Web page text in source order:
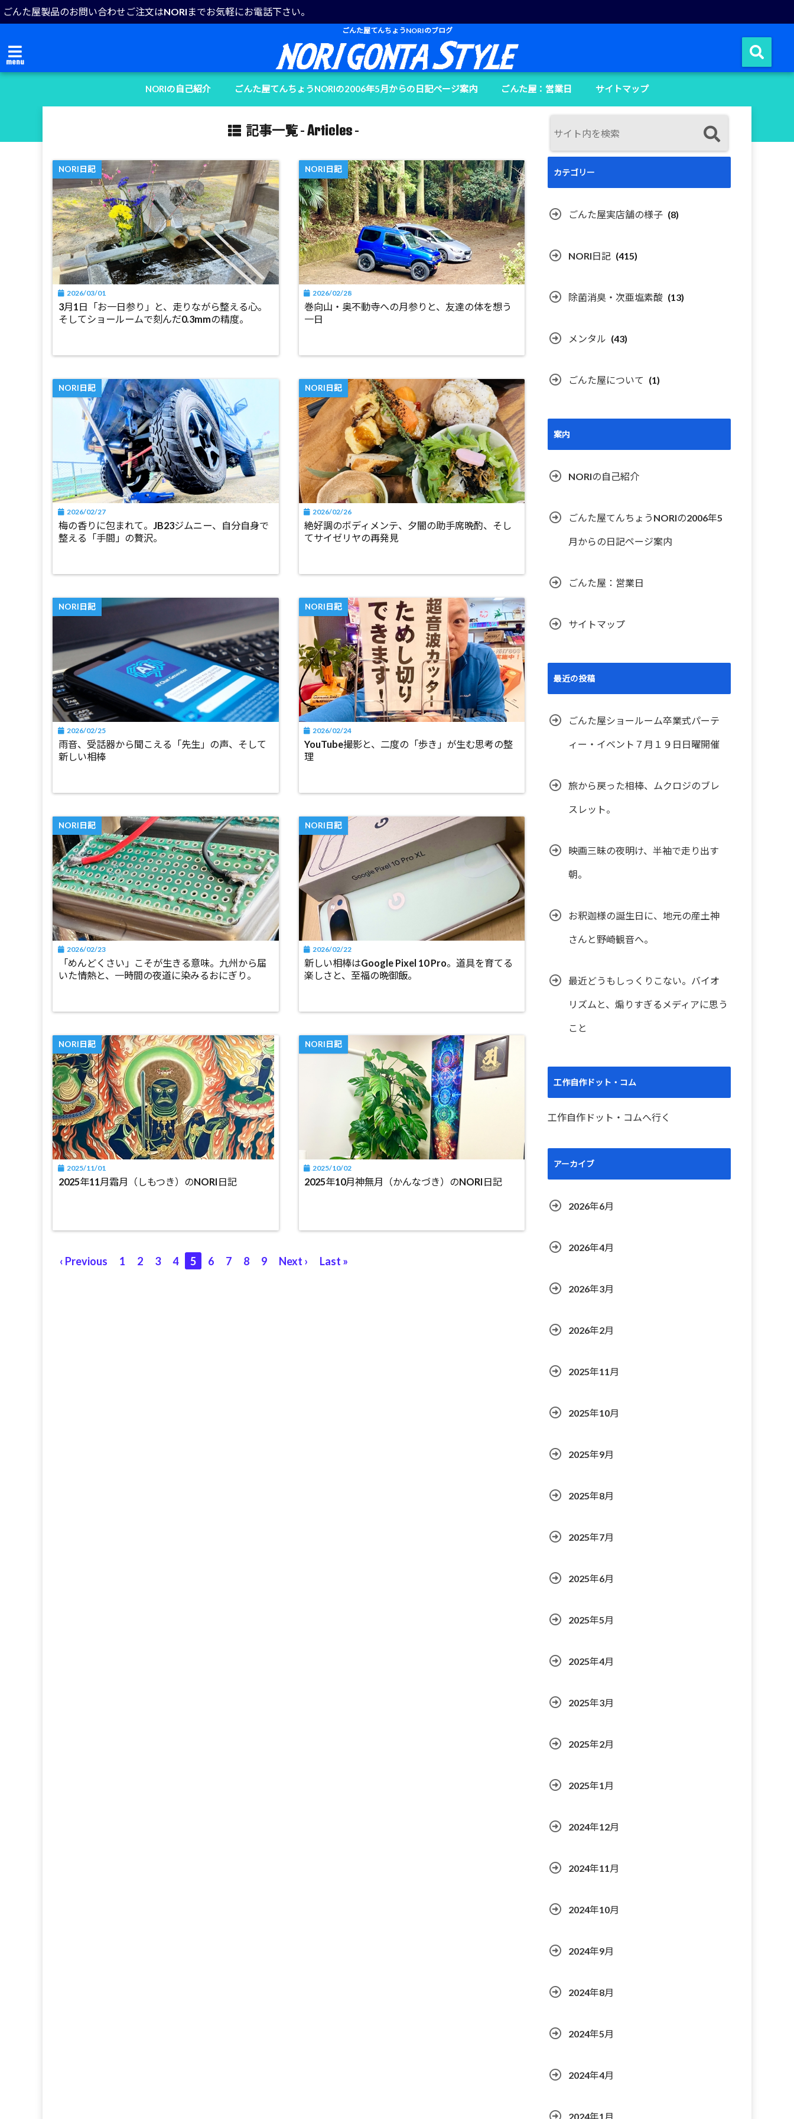
ごんた屋製品のお問い合わせご注文はNORIまでお気軽にお電話下さい。
ごんた屋てんちょうNORIのブログ
menu
NORIの自己紹介 ごんた屋てんちょうNORIの2006年5月からの日記ページ案内 ごんた屋：営業日 サイトマップ
記事一覧 -Articles-
NORI日記
2026/03/01
3月1日「お一日参り」と、走りながら整える心。
そしてショールームで刻んだ0.3mmの精度。
NORI日記
2026/02/28
巻向山・奥不動寺への月参りと、友達の体を想う
一日
NORI日記
2026/02/27
梅の香りに包まれて。JB23ジムニー、自分自身で
整える「手間」の贅沢。
NORI日記
2026/02/26
絶好調のボディメンテ、夕闇の助手席晩酌、そし
てサイゼリヤの再発見
NORI日記
2026/02/25
雨音、受話器から聞こえる「先生」の声、そして
新しい相棒
NORI日記
2026/02/24
YouTube撮影と、二度の「歩き」が生む思考の整
理
NORI日記
2026/02/23
「めんどくさい」こそが生きる意味。九州から届
いた情熱と、一時間の夜道に染みるおにぎり。
NORI日記
2026/02/22
新しい相棒はGoogle Pixel 10 Pro。道具を育てる
楽しさと、至福の晩御飯。
NORI日記
2025/11/01
2025年11月霜月（しもつき）のNORI日記
NORI日記
2025/10/02
2025年10月神無月（かんなづき）のNORI日記
‹ Previous 1 2 3 4 5 6 7 8 9 Next › Last »
カテゴリー
ごんた屋実店舗の様子 (8)
NORI日記 (415)
除菌消臭・次亜塩素酸 (13)
メンタル (43)
ごんた屋について (1)
案内
NORIの自己紹介
ごんた屋てんちょうNORIの2006年5
月からの日記ページ案内
ごんた屋：営業日
サイトマップ
最近の投稿
ごんた屋ショールーム卒業式パーテ
ィー・イベント７月１９日日曜開催
旅から戻った相棒、ムクロジのブレ
スレット。
映画三昧の夜明け、半袖で走り出す
朝。
お釈迦様の誕生日に、地元の産土神
さんと野崎観音へ。
最近どうもしっくりこない。バイオ
リズムと、煽りすぎるメディアに思う
こと
工作自作ドット・コム
工作自作ドット・コムへ行く
アーカイブ
2026年6月
2026年4月
2026年3月
2026年2月
2025年11月
2025年10月
2025年9月
2025年8月
2025年7月
2025年6月
2025年5月
2025年4月
2025年3月
2025年2月
2025年1月
2024年12月
2024年11月
2024年10月
2024年9月
2024年8月
2024年5月
2024年4月
2024年1月